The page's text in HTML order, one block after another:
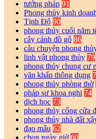
tướng pháp 91
Phong thủy kinh
Tịnh Độ 90
phong thủy cuối năm
cây cảnh đồ gỗ 86
câu chuyện phong
linh vật phong thủy 79
phong thủy chung cư
văn khấn thông dụng
phong thủy phòng thờ
pháp sư khoa nghi 74
dịch học 73
phong thủy cổng cửa
phong thủy nhà đất
đạo mẫu 62